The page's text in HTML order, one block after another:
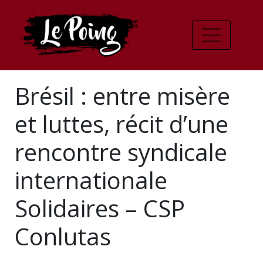
Brésil : entre misère
et luttes, récit d’une
rencontre syndicale
internationale
Solidaires – CSP
Conlutas